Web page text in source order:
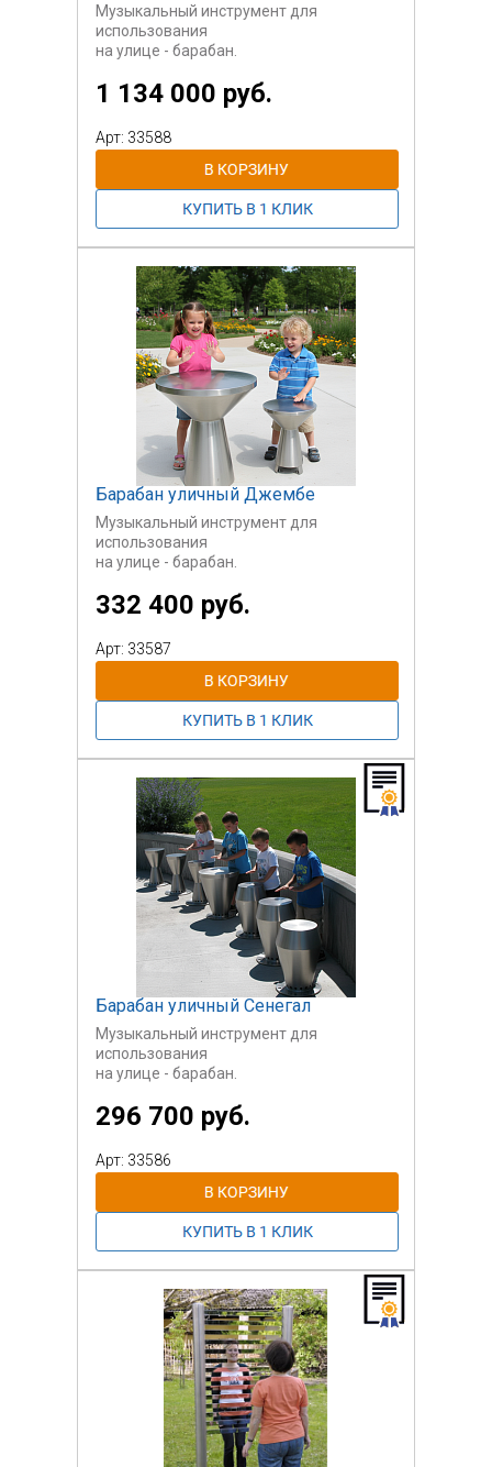
Музыкальный инструмент для
использования
на улице - барабан.
1 134 000 руб.
Арт: 33588
Барабан уличный Джембе
Музыкальный инструмент для
использования
на улице - барабан.
барабан.
332 400 руб.
Арт: 33587
Барабан уличный Сенегал
Музыкальный инструмент для
использования
на улице - барабан.
296 700 руб.
Арт: 33586